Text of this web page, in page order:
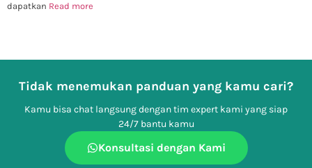
dapatkan Read more
Tidak menemukan panduan yang kamu cari?
Kamu bisa chat langsung dengan tim expert kami yang siap
24/7 bantu kamu
Konsultasi dengan Kami